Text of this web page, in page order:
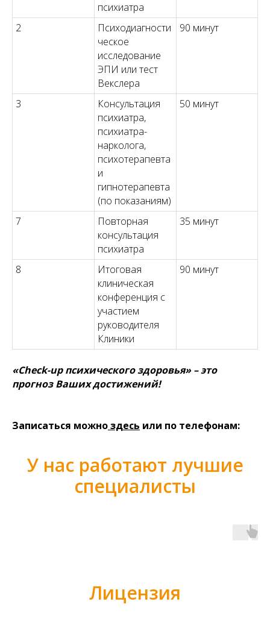
психиатра
2
Психодиагности
ческое
исследование
ЭПИ или тест
Векслера
90 минут
3
Консультация
психиатра,
психиатра-
нарколога,
психотерапевта
и
гипнотерапевта
(по показаниям)
50 минут
7
Повторная
консультация
психиатра
35 минут
8
Итоговая
клиническая
конференция с
участием
руководителя
Клиники
90 минут
«Сheck-up психического здоровья» – это
прогноз Ваших достижений!
Записаться можноздесь или по телефонам:
У нас работают лучшие
специалисты
Лицензия